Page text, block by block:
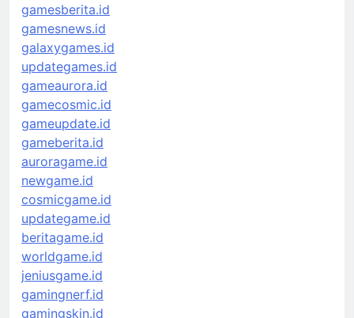
gamesberita.id
gamesnews.id
galaxygames.id
updategames.id
gameaurora.id
gamecosmic.id
gameupdate.id
gameberita.id
auroragame.id
newgame.id
cosmicgame.id
updategame.id
beritagame.id
worldgame.id
jeniusgame.id
gamingnerf.id
gamingskin.id